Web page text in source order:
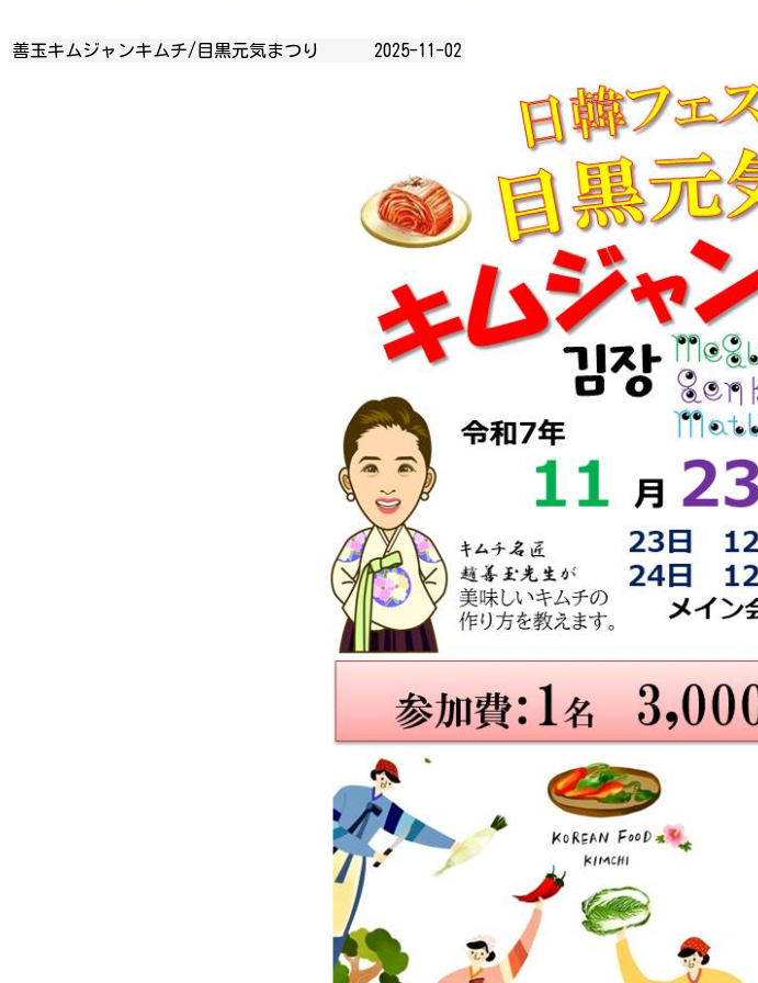
善玉キムジャンキムチ/目黒元気まつり 2025-11-02